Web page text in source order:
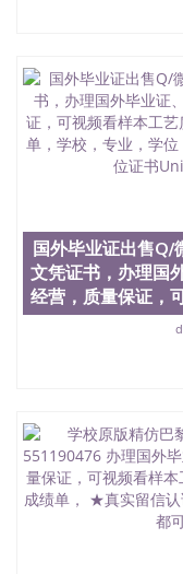
University）圣何
University）圣何
University）圣何
University）文凭
State University
State University
State University
University）圣何
University）圣何
University）圣何
University）圣何
University）圣何
University）圣何
University）圣何
University）圣何
University）圣何
University）圣何
University）圣何
国外毕业证出售
文凭证书，办理国
经营，质量保证，